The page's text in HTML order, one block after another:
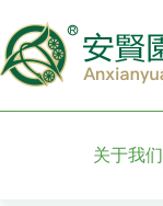
关于我们